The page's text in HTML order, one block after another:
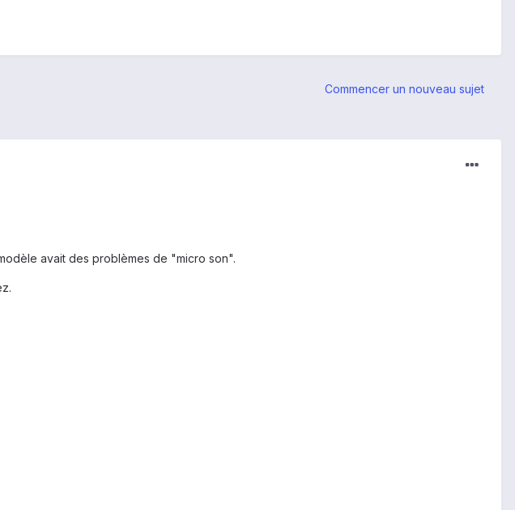
Commencer un nouveau sujet
avait des problèmes de "micro son".